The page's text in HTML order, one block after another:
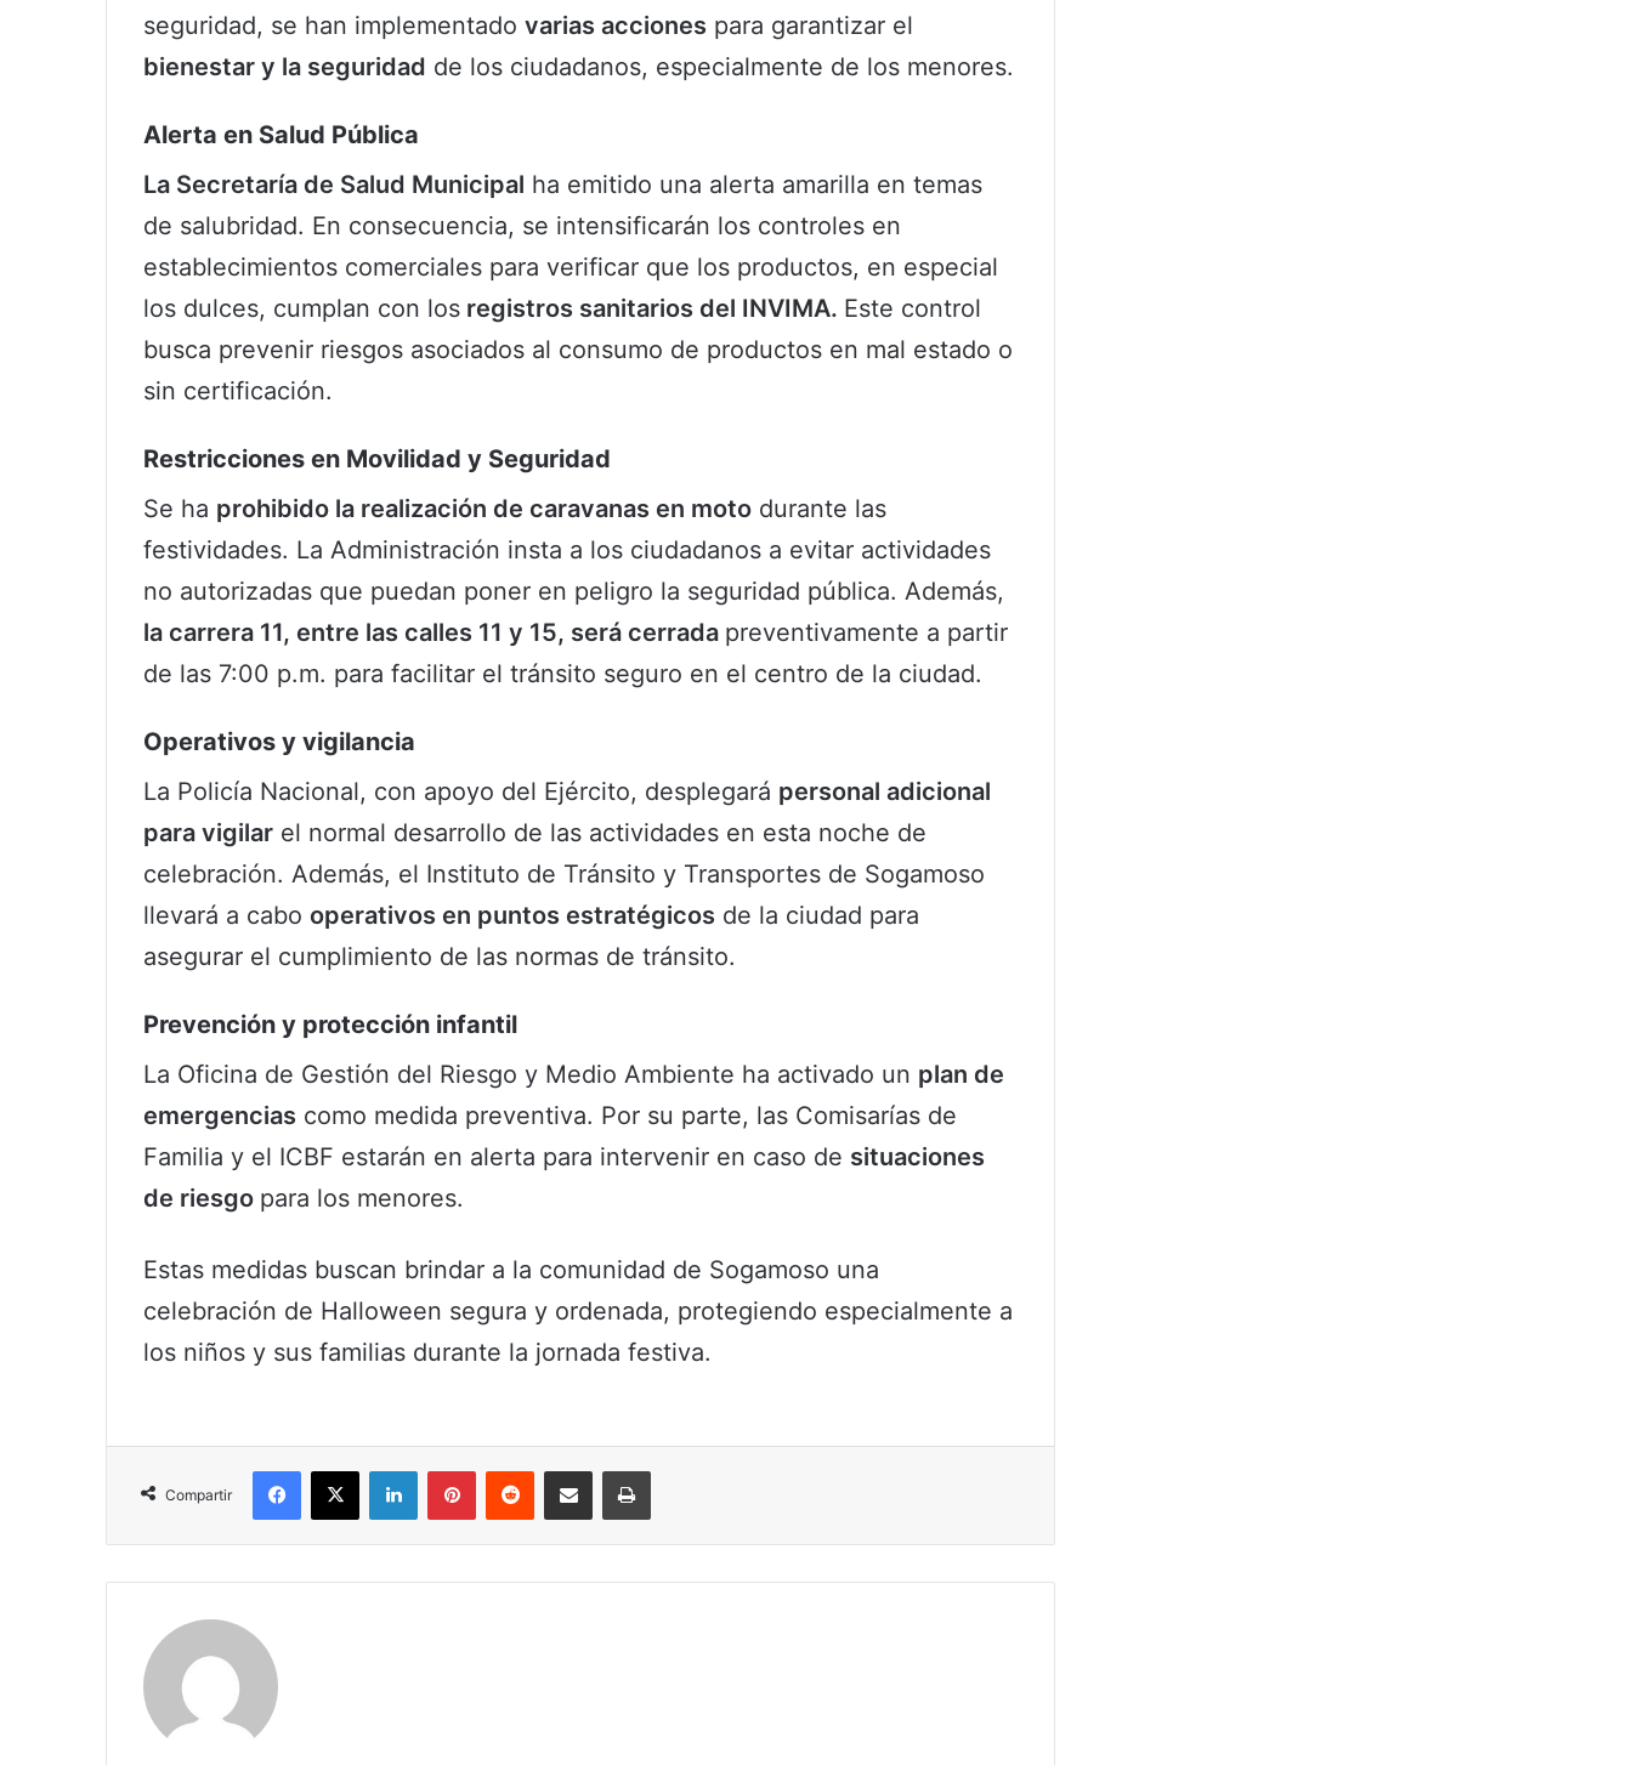
seguridad, se han implementado varias acciones para garantizar el
bienestar y la seguridad de los ciudadanos, especialmente de los menores.
Alerta en Salud Pública
La Secretaría de Salud Municipal ha emitido una alerta amarilla en temas
de salubridad. En consecuencia, se intensificarán los controles en
establecimientos comerciales para verificar que los productos, en especial
los dulces, cumplan con los registros sanitarios del INVIMA. Este control
busca prevenir riesgos asociados al consumo de productos en mal estado o
sin certificación.
Restricciones en Movilidad y Seguridad
Se ha prohibido la realización de caravanas en moto durante las
festividades. La Administración insta a los ciudadanos a evitar actividades
no autorizadas que puedan poner en peligro la seguridad pública. Además,
la carrera 11, entre las calles 11 y 15, será cerrada preventivamente a partir
de las 7:00 p.m. para facilitar el tránsito seguro en el centro de la ciudad.
Operativos y vigilancia
La Policía Nacional, con apoyo del Ejército, desplegará personal adicional
para vigilar el normal desarrollo de las actividades en esta noche de
celebración. Además, el Instituto de Tránsito y Transportes de Sogamoso
llevará a cabo operativos en puntos estratégicos de la ciudad para
asegurar el cumplimiento de las normas de tránsito.
Prevención y protección infantil
La Oficina de Gestión del Riesgo y Medio Ambiente ha activado un plan de
emergencias como medida preventiva. Por su parte, las Comisarías de
Familia y el ICBF estarán en alerta para intervenir en caso de situaciones
de riesgo para los menores.
Estas medidas buscan brindar a la comunidad de Sogamoso una
celebración de Halloween segura y ordenada, protegiendo especialmente a
los niños y sus familias durante la jornada festiva.
Compartir
Facebook
X LinkedInPinterestReddit Compartir por correo electrónicoImprimir